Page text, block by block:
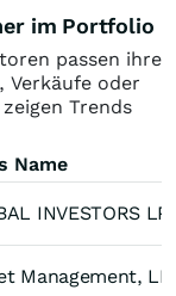
im Portfolio
passen ihre
Verkäufe oder
Trends
Name
INVESTORS LP
Management,